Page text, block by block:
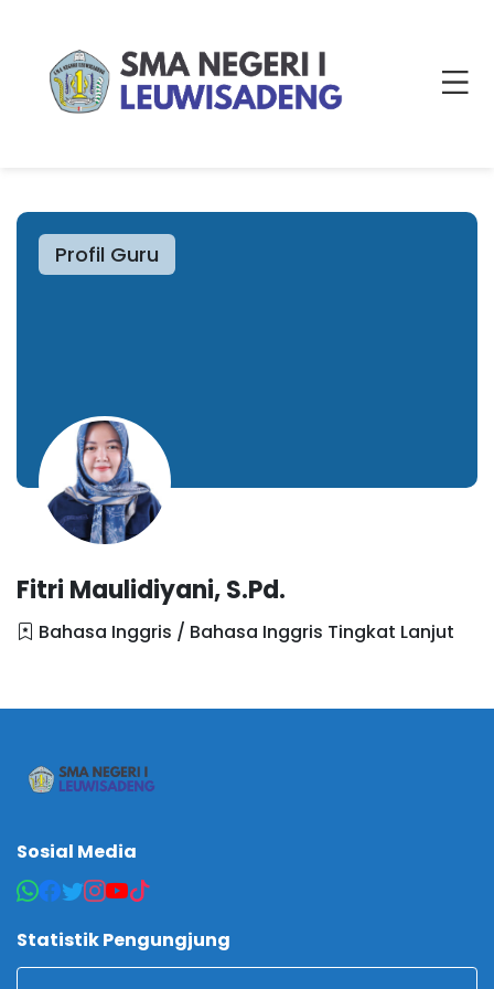
Profil Guru
Fitri Maulidiyani, S.Pd.
Bahasa Inggris / Bahasa Inggris Tingkat Lanjut
Sosial Media
Statistik Pengungjung